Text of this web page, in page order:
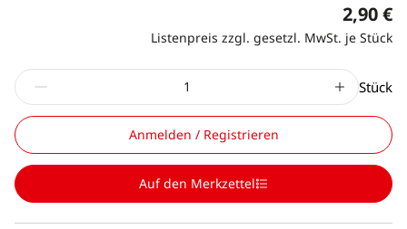
2,90 €
Listenpreis zzgl. gesetzl. MwSt. je Stück
Stück
Anmelden / Registrieren
Auf den Merkzettel